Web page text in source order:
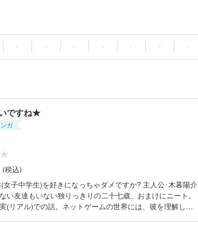
・ ・ ・ ・ ・ ・ ・
ですね★
ガ
税込)
女子中学生)を好きになっちゃダメですか? 主人公･木暮陽介
い友達もいない独りっきりの二十七歳、おまけにニート。
(リアル)での話。ネットゲームの世界には、彼を理解して